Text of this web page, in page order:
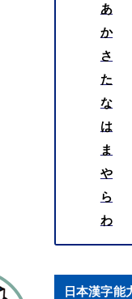
あ
か
さ
た
な
は
ま
や
ら
わ
日本漢字能